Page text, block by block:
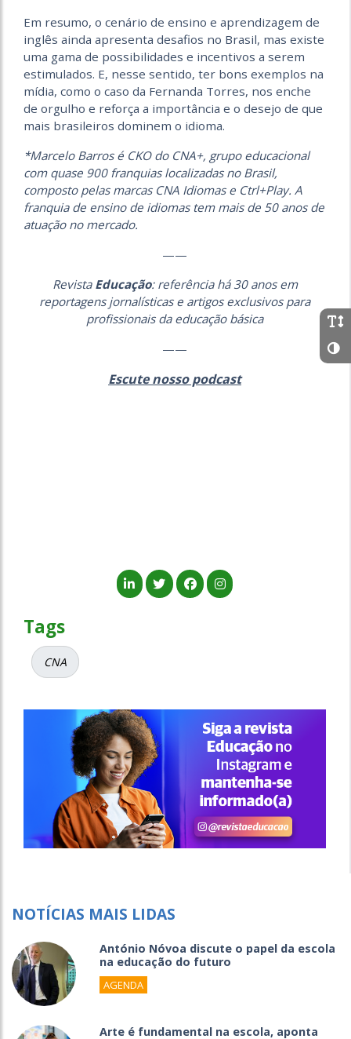
Em resumo, o cenário de ensino e aprendizagem de
inglês ainda apresenta desafios no Brasil, mas existe
uma gama de possibilidades e incentivos a serem
estimulados. E, nesse sentido, ter bons exemplos na
mídia, como o caso da Fernanda Torres, nos enche
de orgulho e reforça a importância e o desejo de que
mais brasileiros dominem o idioma.
*Marcelo Barros é CKO do CNA+, grupo educacional
com quase 900 franquias localizadas no Brasil,
composto pelas marcas CNA Idiomas e Ctrl+Play. A
franquia de ensino de idiomas tem mais de 50 anos de
atuação no mercado.
——
Revista Educação: referência há 30 anos em
reportagens jornalísticas e artigos exclusivos para
profissionais da educação básica
——
Escute nosso podcast
Tags
CNA
NOTÍCIAS MAIS LIDAS
António Nóvoa discute o papel da escola
na educação do futuro
AGENDA
Arte é fundamental na escola, aponta